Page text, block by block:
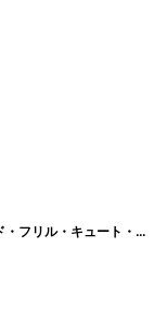
[ERUKEI/SETTAN]ベージュ×ピンク・ホワイト×ワインレッド・フラワープリント・ティアード・フリル・キュート・ロングドレス[送料無料]